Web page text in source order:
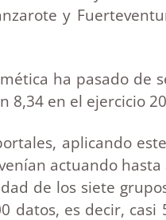
y
ha pasado de
8,34 en el ejercicio
aplicando
actuando
de los siete
datos, es decir, casi